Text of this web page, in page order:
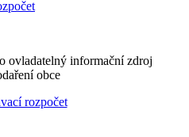
ovladatelný informační zdroj
obce
rozpočet